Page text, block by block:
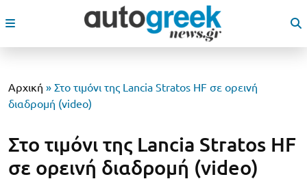
Αρχική » Στο τιμόνι της Lancia Stratos HF σε ορεινή
διαδρομή (video)
Στο τιμόνι της Lancia Stratos HF
σε ορεινή διαδρομή (video)